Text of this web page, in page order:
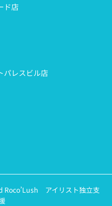
ド店
パレスビル店
Roco’Lush アイリスト独立支